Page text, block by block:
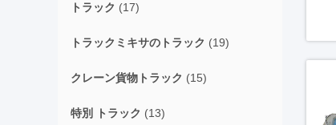
トラック (17)
トラックミキサのトラック (19)
クレーン貨物トラック (15)
特別 トラック (13)